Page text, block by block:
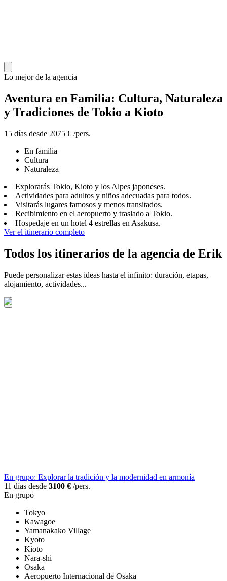
Lo mejor de la agencia
Aventura en Familia: Cultura, Naturaleza
y Tradiciones de Tokio a Kioto
15 días desde 2075 € /pers.
En familia
Cultura
Naturaleza
Explorarás Tokio, Kioto y los Alpes japoneses.
Actividades para adultos y niños adecuadas para todos.
Visitarás lugares famosos y menos transitados.
Recibimiento en el aeropuerto y traslado a Tokio.
Hospedaje en un hotel 4 estrellas en Asakusa.
Ver el itinerario completo
Todos los itinerarios de la agencia de Erik
Puede personalizar estas ideas hasta el infinito: duración, etapas,
alojamiento, actividades...
En grupo: Explorar la tradición y la modernidad en armonía
11 días desde 3100 € /pers.
En grupo
Tokyo
Kawagoe
Yamanakako Village
Kyoto
Kioto
Nara-shi
Osaka
Aeropuerto Internacional de Osaka